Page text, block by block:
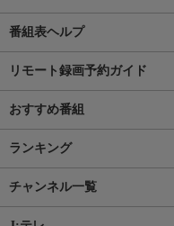
番組表ヘルプ
リモート録画予約ガイド
おすすめ番組
ランキング
チャンネル一覧